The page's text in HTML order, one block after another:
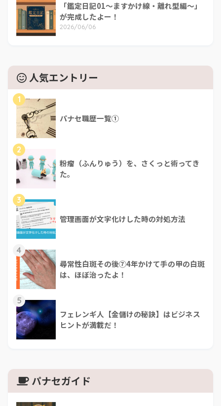
「鑑定日記01～ますかけ線・離れ型編～」
が完成したよー！
2026/06/06
人気エントリー
1
パナセ職歴一覧①
2
粉瘤（ふんりゅう）を、さくっと術ってき
た。
3
管理画面が文字化けした時の対処方法
4
尋常性白斑その後⑦4年かけて手の甲の白斑
は、ほぼ治ったよ！
5
フェレンギ人【金儲けの秘訣】はビジネス
ヒントが満載だ！
パナセガイド